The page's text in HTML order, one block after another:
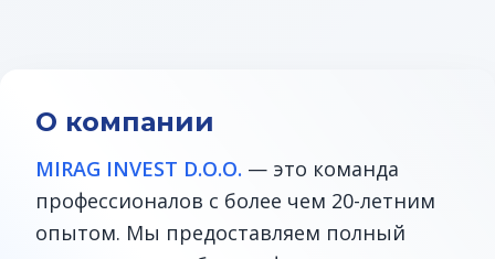
О компании
MIRAG INVEST D.O.O. — это команда
профессионалов с более чем 20-летним
опытом. Мы предоставляем полный